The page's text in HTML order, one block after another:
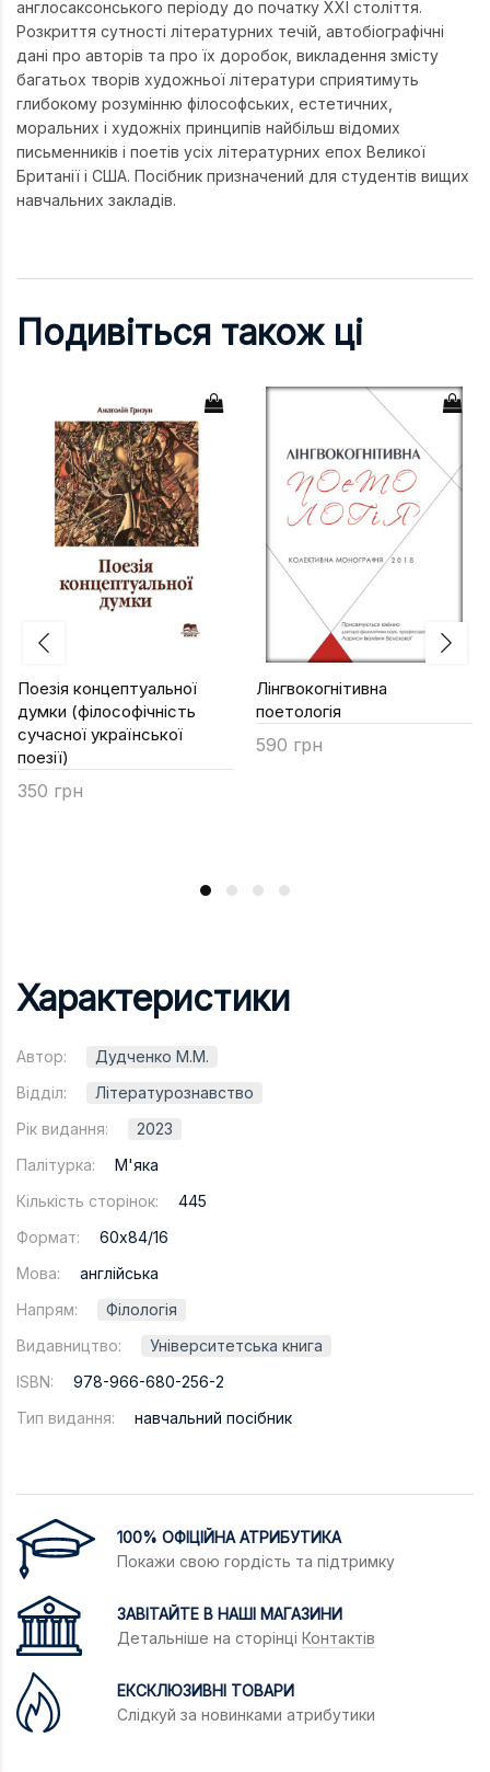
англосаксонського періоду до початку ХХІ століття.
Розкриття сутності літературних течій, автобіографічні
дані про авторів та про їх доробок, викладення змісту
багатьох творів художньої літератури сприятимуть
глибокому розумінню філософських, естетичних,
моральних і художніх принципів найбільш відомих
письменників і поетів усіх літературних епох Великої
Британії і США. Посібник призначений для студентів вищих
навчальних закладів.
Подивіться також ці
Поезія концептуальної
думки (філософічність
сучасної української
поезії)
350 грн
Лінгвокогнітивна
поетологія
590 грн
Характеристики
Автор:
Дудченко М.М.
Відділ:
Літературознавство
Рік видання:
2023
Палітурка:
М'яка
Кількість сторінок:
445
Формат:
60х84/16
Мова:
англійська
Напрям:
Філологія
Видавництво:
Університетська книга
ISBN:
978-966-680-256-2
Тип видання:
навчальний посібник
100% ОФІЦІЙНА АТРИБУТИКА
Покажи свою гордість та підтримку
ЗАВІТАЙТЕ В НАШІ МАГАЗИНИ
Детальніше на сторінці Контактів
ЕКСКЛЮЗИВНІ ТОВАРИ
Слідкуй за новинками атрибутики